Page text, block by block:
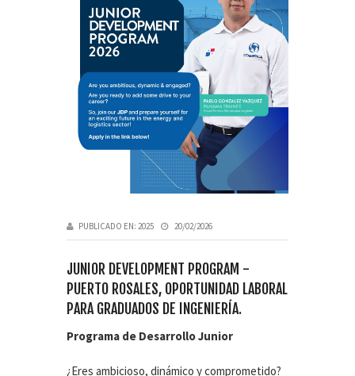
PUBLICADO EN: 2025 20/02/2026
JUNIOR DEVELOPMENT PROGRAM -
PUERTO ROSALES, OPORTUNIDAD LABORAL
PARA GRADUADOS DE INGENIERÍA.
Programa de Desarrollo Junior
¿Eres ambicioso, dinámico y comprometido?